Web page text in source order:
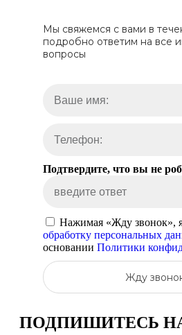
Мы свяжемся с вами в
подробно ответим на все
вопросы
Подтвердите, что вы не
Нажимая «Жду звонок»,
обработку персональных
основании Политики
Жду
ПОДПИШИТЕСЬ